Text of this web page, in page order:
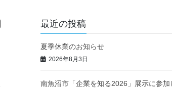
最近の投稿
夏季休業のお知らせ
2026年8月3日
南魚沼市「企業を知る2026」展示に参加